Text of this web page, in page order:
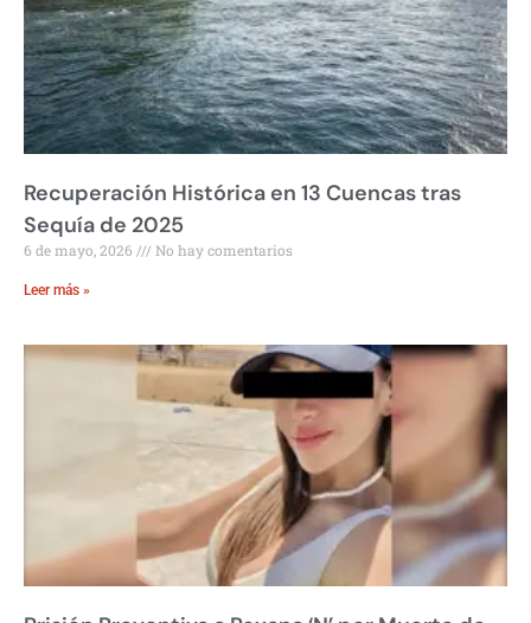
Recuperación Histórica en 13 Cuencas tras
Sequía de 2025
6 de mayo, 2026 No hay comentarios
Leer más »